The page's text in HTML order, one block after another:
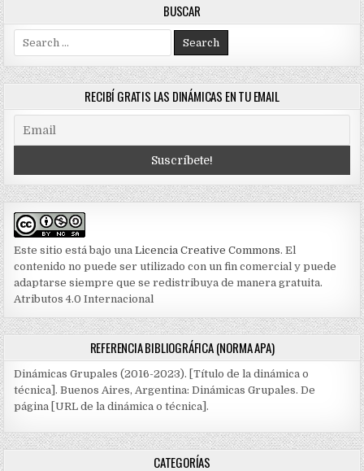
BUSCAR
for:
RECIBÍ GRATIS LAS DINÁMICAS EN TU EMAIL
Este sitio está bajo unaLicencia Creative Commons. El
contenido no puede ser utilizado con un fin comercial y puede
adaptarse siempre que se redistribuya de manera gratuita.
Atributos 4.0 Internacional
REFERENCIA BIBLIOGRÁFICA (NORMA APA)
Dinámicas Grupales (2016-2023). [Título de la dinámica o
técnica]. Buenos Aires, Argentina: Dinámicas Grupales. De
página [URL de la dinámica o técnica].
CATEGORÍAS